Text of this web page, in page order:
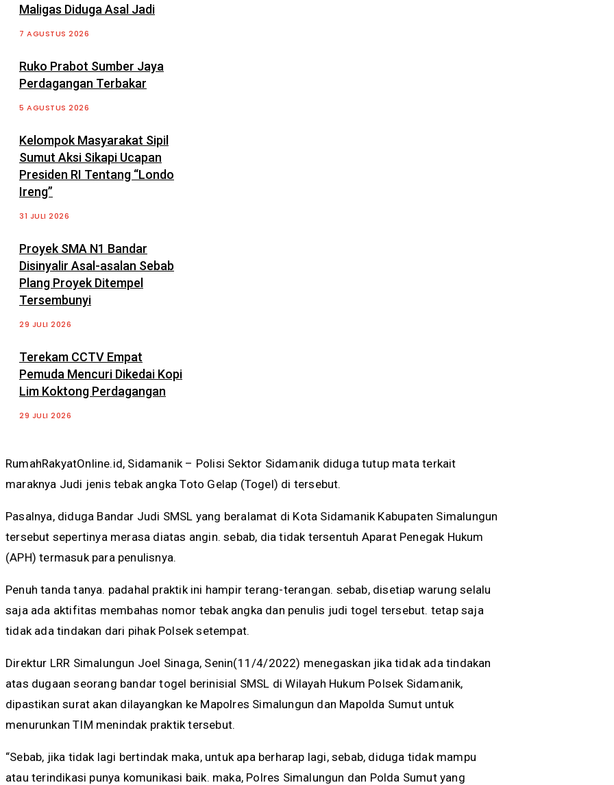
Maligas Diduga Asal Jadi
7 AGUSTUS 2026
Ruko Prabot Sumber Jaya
Perdagangan Terbakar
5 AGUSTUS 2026
Kelompok Masyarakat Sipil
Sumut Aksi Sikapi Ucapan
Presiden RI Tentang “Londo
Ireng”
31 JULI 2026
Proyek SMA N1 Bandar
Disinyalir Asal-asalan Sebab
Plang Proyek Ditempel
Tersembunyi
29 JULI 2026
Terekam CCTV Empat
Pemuda Mencuri Dikedai Kopi
Lim Koktong Perdagangan
29 JULI 2026
RumahRakyatOnline.id, Sidamanik – Polisi Sektor Sidamanik diduga tutup mata terkait
maraknya Judi jenis tebak angka Toto Gelap (Togel) di tersebut.
Pasalnya, diduga Bandar Judi SMSL yang beralamat di Kota Sidamanik Kabupaten Simalungun
tersebut sepertinya merasa diatas angin. sebab, dia tidak tersentuh Aparat Penegak Hukum
(APH) termasuk para penulisnya.
Penuh tanda tanya. padahal praktik ini hampir terang-terangan. sebab, disetiap warung selalu
saja ada aktifitas membahas nomor tebak angka dan penulis judi togel tersebut. tetap saja
tidak ada tindakan dari pihak Polsek setempat.
Direktur LRR Simalungun Joel Sinaga, Senin(11/4/2022) menegaskan jika tidak ada tindakan
atas dugaan seorang bandar togel berinisial SMSL di Wilayah Hukum Polsek Sidamanik,
dipastikan surat akan dilayangkan ke Mapolres Simalungun dan Mapolda Sumut untuk
menurunkan TIM menindak praktik tersebut.
“Sebab, jika tidak lagi bertindak maka, untuk apa berharap lagi, sebab, diduga tidak mampu
atau terindikasi punya komunikasi baik. maka, Polres Simalungun dan Polda Sumut yang